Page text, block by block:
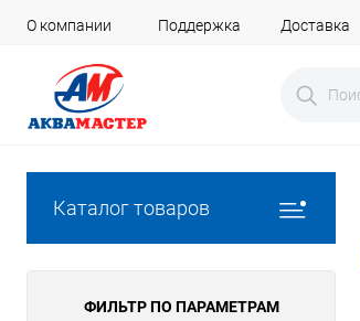
О компании Поддержка Доставка
Каталог товаров
ФИЛЬТР ПО ПАРАМЕТРАМ